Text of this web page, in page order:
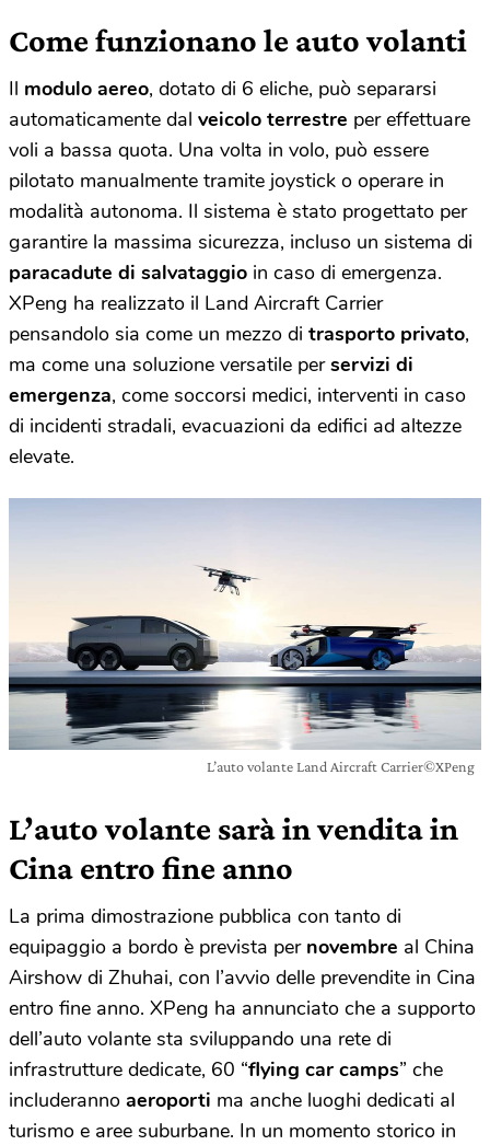
Come funzionano le auto volanti
Il modulo aereo, dotato di 6 eliche, può separarsi
automaticamente dal veicolo terrestre per effettuare
voli a bassa quota. Una volta in volo, può essere
pilotato manualmente tramite joystick o operare in
modalità autonoma. Il sistema è stato progettato per
garantire la massima sicurezza, incluso un sistema di
paracadute di salvataggio in caso di emergenza.
XPeng ha realizzato il Land Aircraft Carrier
pensandolo sia come un mezzo di trasporto privato,
ma come una soluzione versatile perservizi di
emergenza, come soccorsi medici, interventi in caso
di incidenti stradali, evacuazioni da edifici ad altezze
elevate.
L’auto volante Land Aircraft Carrier©XPeng
L’auto volante sarà in vendita in
Cina entro fine anno
La prima dimostrazione pubblica con tanto di
equipaggio a bordo è prevista per novembre al China
Airshow di Zhuhai, con l’avvio delle prevendite in Cina
entro fine anno. XPeng ha annunciato che a supporto
dell’auto volante sta sviluppando una rete di
infrastrutture dedicate, 60 “flying car camps” che
includeranno aeroporti ma anche luoghi dedicati al
turismo e aree suburbane. In un momento storico in